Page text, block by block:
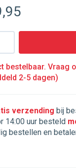
,95
bestelbaar. Vraag
2-5 dagen)
verzending bij
14:00 uur besteld
bestellen en